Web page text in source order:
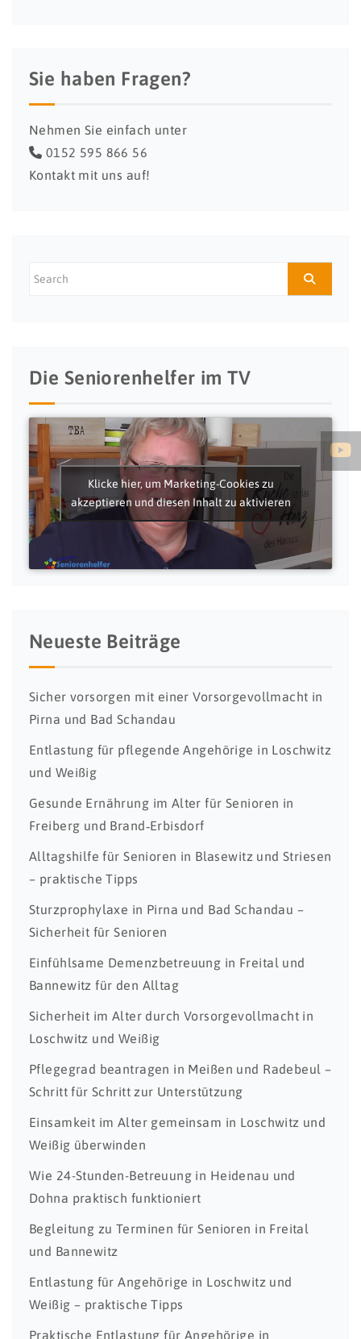
Sie haben Fragen?
Nehmen Sie einfach unter
0152 595 866 56
Kontakt mit uns auf!
Die Seniorenhelfer im TV
Klicke hier, um Marketing-Cookies zu
akzeptieren und diesen Inhalt zu aktivieren
Neueste Beiträge
Sicher vorsorgen mit einer Vorsorgevollmacht in
Pirna und Bad Schandau
Entlastung für pflegende Angehörige in Loschwitz
und Weißig
Gesunde Ernährung im Alter für Senioren in
Freiberg und Brand‑Erbisdorf
Alltagshilfe für Senioren in Blasewitz und Striesen
– praktische Tipps
Sturzprophylaxe in Pirna und Bad Schandau –
Sicherheit für Senioren
Einfühlsame Demenzbetreuung in Freital und
Bannewitz für den Alltag
Sicherheit im Alter durch Vorsorgevollmacht in
Loschwitz und Weißig
Pflegegrad beantragen in Meißen und Radebeul –
Schritt für Schritt zur Unterstützung
Einsamkeit im Alter gemeinsam in Loschwitz und
Weißig überwinden
Wie 24-Stunden-Betreuung in Heidenau und
Dohna praktisch funktioniert
Begleitung zu Terminen für Senioren in Freital
und Bannewitz
Entlastung für Angehörige in Loschwitz und
Weißig – praktische Tipps
Praktische Entlastung für Angehörige in